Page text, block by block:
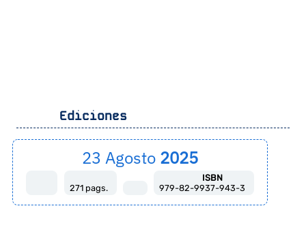
Ediciones
23 Agosto 2025
271 pags.
ISBN
979-82-9937-943-3